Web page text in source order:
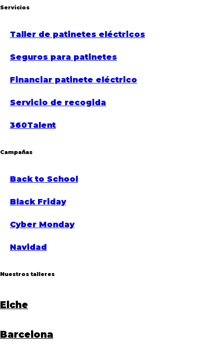
Servicios
Taller de patinetes eléctricos
Seguros para patinetes
Financiar patinete eléctrico
Servicio de recogida
360Talent
Campañas
Back to School
Black Friday
Cyber Monday
Navidad
Nuestros talleres
Elche
Barcelona